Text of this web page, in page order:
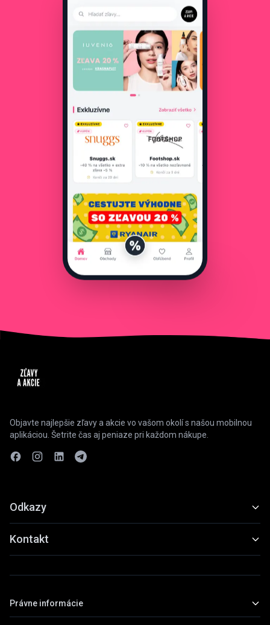
Objavte najlepšie zľavy a akcie vo vašom okolí s našou mobilnou
aplikáciou. Šetrite čas aj peniaze pri každom nákupe.
Odkazy
Funkcie
Ukážky
Stiahnuť
Kontakt
Praha, Česká republika
Právne informácie